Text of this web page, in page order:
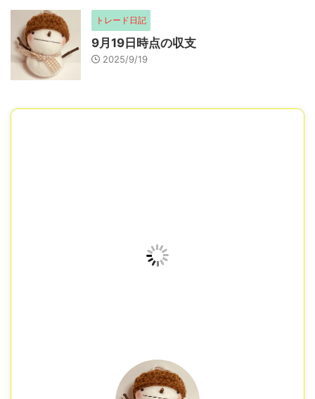
トレード日記
9月19日時点の収支
2025/9/19
swingbait
メインに変更。2024年以降スイングだけにな
りそう。 宜しくお願いします